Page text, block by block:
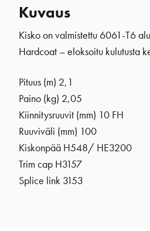
Kuvaus
Kisko on valmistettu 6061-T6
Hardcoat – eloksoitu kulutusta
Pituus (m) 2,1
Paino (kg) 2,05
Kiinnitysruuvit (mm) 10 FH
Ruuviväli (mm) 100
Kiskonpää H548/ HE3200
Trim cap H3157
Splice link 3153